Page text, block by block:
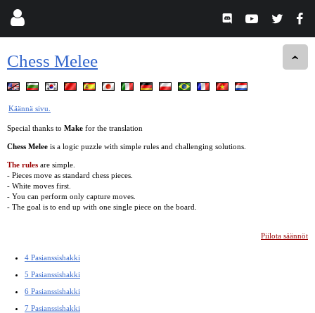
Chess Melee
Käännä sivu.
Special thanks to Make for the translation
Chess Melee is a logic puzzle with simple rules and challenging solutions.
The rules are simple.
- Pieces move as standard chess pieces.
- White moves first.
- You can perform only capture moves.
- The goal is to end up with one single piece on the board.
Piilota säännöt
4 Pasianssishakki
5 Pasianssishakki
6 Pasianssishakki
7 Pasianssishakki